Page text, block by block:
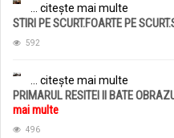
... citește mai multe
STIRI PE SCURT.FOARTE PE
592
... citește mai multe
PRIMARUL RESITEI II BATE
mai multe
496